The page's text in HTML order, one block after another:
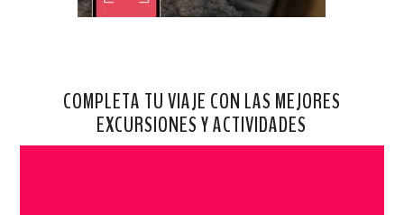
COMPLETA TU VIAJE CON LAS MEJORES
EXCURSIONES Y ACTIVIDADES